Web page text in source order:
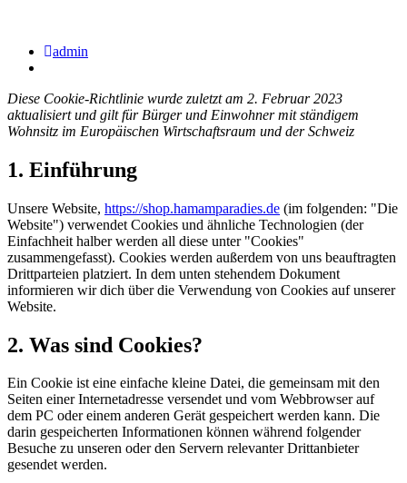
admin
Diese Cookie-Richtlinie wurde zuletzt am 2. Februar 2023
aktualisiert und gilt für Bürger und Einwohner mit ständigem
Wohnsitz im Europäischen Wirtschaftsraum und der Schweiz
1. Einführung
Unsere Website, https://shop.hamamparadies.de (im folgenden: "Die
Website") verwendet Cookies und ähnliche Technologien (der
Einfachheit halber werden all diese unter "Cookies"
zusammengefasst). Cookies werden außerdem von uns beauftragten
Drittparteien platziert. In dem unten stehendem Dokument
informieren wir dich über die Verwendung von Cookies auf unserer
Website.
2. Was sind Cookies?
Ein Cookie ist eine einfache kleine Datei, die gemeinsam mit den
Seiten einer Internetadresse versendet und vom Webbrowser auf
dem PC oder einem anderen Gerät gespeichert werden kann. Die
darin gespeicherten Informationen können während folgender
Besuche zu unseren oder den Servern relevanter Drittanbieter
gesendet werden.